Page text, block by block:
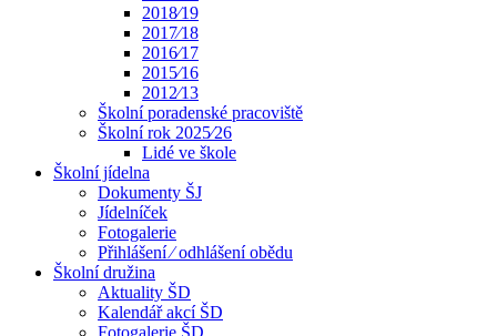
2018⁄19
2017⁄18
2016⁄17
2015⁄16
2012⁄13
Školní poradenské pracoviště
Školní rok 2025⁄26
Lidé ve škole
Školní jídelna
Dokumenty ŠJ
Jídelníček
Fotogalerie
Přihlášení ⁄ odhlášení obědu
Školní družina
Aktuality ŠD
Kalendář akcí ŠD
Fotogalerie ŠD